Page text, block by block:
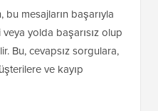
mesajların başarıyla
yolda başarısız olup
Bu, cevapsız sorgulara,
ve kayıp